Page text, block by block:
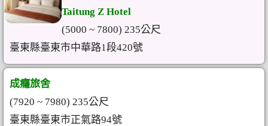
Taitung Z Hotel
(5000 ~ 7800) 235公尺
臺東縣臺東市中華路1段420號
成癮旅舍
(7920 ~ 7980) 235公尺
臺東縣臺東市正氣路94號